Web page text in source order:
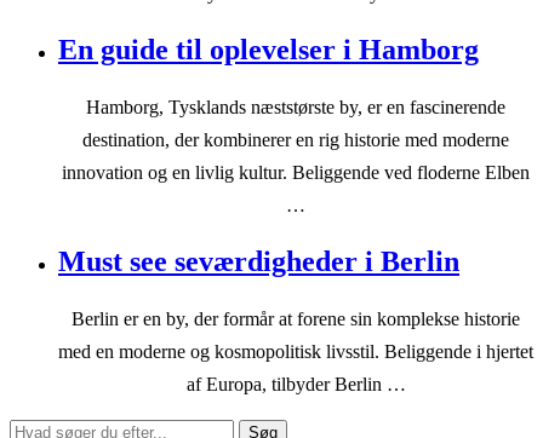
En guide til oplevelser i Hamborg
Hamborg, Tysklands næststørste by, er en fascinerende
destination, der kombinerer en rig historie med moderne
innovation og en livlig kultur. Beliggende ved floderne Elben
…
Must see seværdigheder i Berlin
Berlin er en by, der formår at forene sin komplekse historie
med en moderne og kosmopolitisk livsstil. Beliggende i hjertet
af Europa, tilbyder Berlin …